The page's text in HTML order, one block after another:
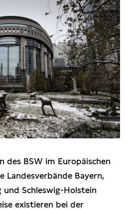
des BSW im Europäischen
Landesverbände Bayern,
Schleswig-Holstein
existieren bei der